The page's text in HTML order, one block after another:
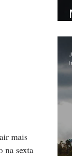
mais
na sexta